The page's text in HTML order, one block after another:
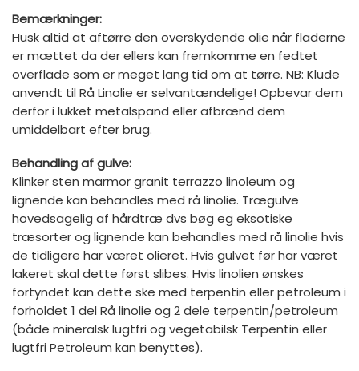
Bemærkninger:
Husk altid at aftørre den overskydende olie når fladerne
er mættet da der ellers kan fremkomme en fedtet
overflade som er meget lang tid om at tørre. NB: Klude
anvendt til Rå Linolie er selvantændelige! Opbevar dem
derfor i lukket metalspand eller afbrænd dem
umiddelbart efter brug.
Behandling af gulve:
Klinker sten marmor granit terrazzo linoleum og
lignende kan behandles med rå linolie. Trægulve
hovedsagelig af hårdtræ dvs bøg eg eksotiske
træsorter og lignende kan behandles med rå linolie hvis
de tidligere har været olieret. Hvis gulvet før har været
lakeret skal dette først slibes. Hvis linolien ønskes
fortyndet kan dette ske med terpentin eller petroleum i
forholdet 1 del Rå linolie og 2 dele terpentin/petroleum
(både mineralsk lugtfri og vegetabilsk Terpentin eller
lugtfri Petroleum kan benyttes).